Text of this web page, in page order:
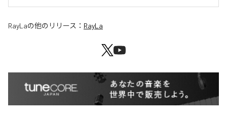
RayLaの他のリリース： RayLa